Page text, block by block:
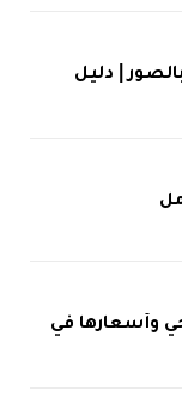
| دليل
وأسعارها في